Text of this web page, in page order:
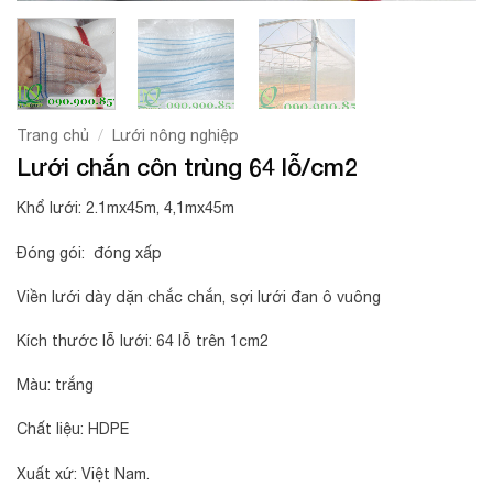
Trang chủ / Lưới nông nghiệp
Lưới chắn côn trùng 64 lỗ/cm2
Khổ lưới: 2.1mx45m, 4,1mx45m
Đóng gói: đóng xấp
Viền lưới dày dặn chắc chắn, sợi lưới đan ô vuông
Kích thước lỗ lưới: 64 lỗ trên 1cm2
Màu: trắng
Chất liệu: HDPE
Xuất xứ: Việt Nam.